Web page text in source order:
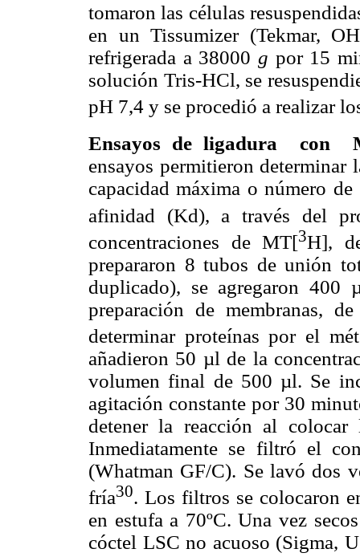
tomaron las células
en un Tissumizer (Tekmar,
refrigerada a 38000 g por 15
solución Tris-HCl, se
pH 7,4 y se procedió a realizar
Ensayos de ligadura
con
ensayos permitieron determinar
capacidad máxima o número
afinidad (Kd), a través del
concentraciones de MT[3H],
prepararon 8 tubos de unión
duplicado), se agregaron
preparación de membranas,
determinar proteínas por el
añadieron 50 µl de la
volumen final de 500 µl. Se
agitación constante por 30
detener la reacción al
Inmediatamente se filtró el
(Whatman GF/C). Se lavó dos
fría30. Los filtros se colocaron
en estufa a 70ºC. Una vez
cóctel LSC no acuoso (Sigma,